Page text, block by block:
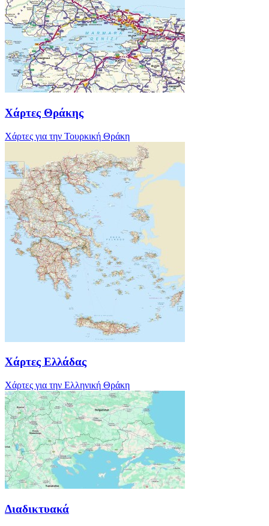
Χάρτες Θράκης
Χάρτες για την Τουρκική Θράκη
Χάρτες Ελλάδας
Χάρτες για την Ελληνική Θράκη
Διαδικτυακά